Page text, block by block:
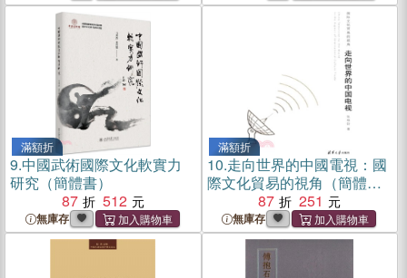
滿額折
9.中國武術國際文化軟實力
研究（簡體書）
87
512
無庫存
滿額折
10.走向世界的中國電視：國
際文化貿易的視角（簡體
87 251
無庫存